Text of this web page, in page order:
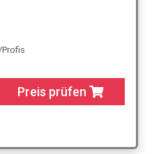
Preis prüfen